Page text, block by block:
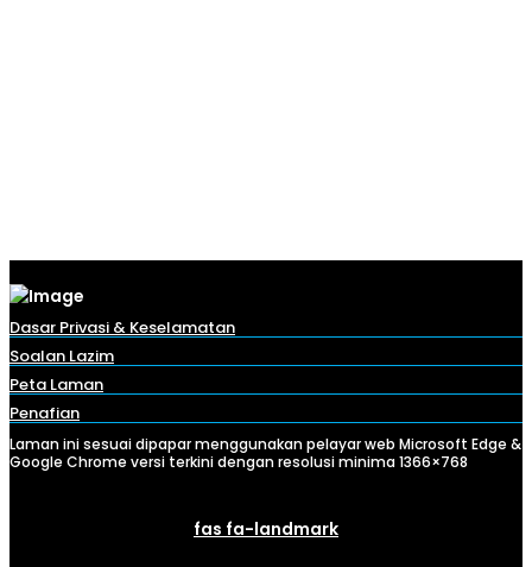
Dasar Privasi & Keselamatan
Soalan Lazim
Peta Laman
Penafian
Laman ini sesuai dipapar menggunakan pelayar web Microsoft Edge &
Google Chrome versi terkini dengan resolusi minima 1366×768
fas fa-landmark